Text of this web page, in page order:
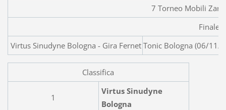
7 Torneo Mobili
Finale
Virtus Sinudyne Bologna - Gira Fernet Tonic Bologna (06/11/
Classifica
1
Virtus Sinudyne
Bologna